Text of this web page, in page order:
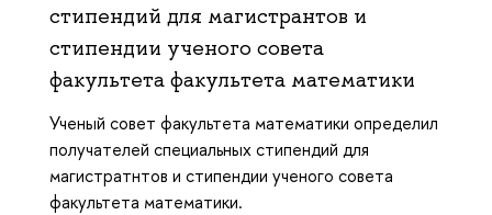
стипендий для магистрантов и
стипендии ученого совета
факультета факультета математики
Ученый совет факультета математики определил
получателей специальных стипендий для
магистратнтов и стипендии ученого совета
факультета математики.